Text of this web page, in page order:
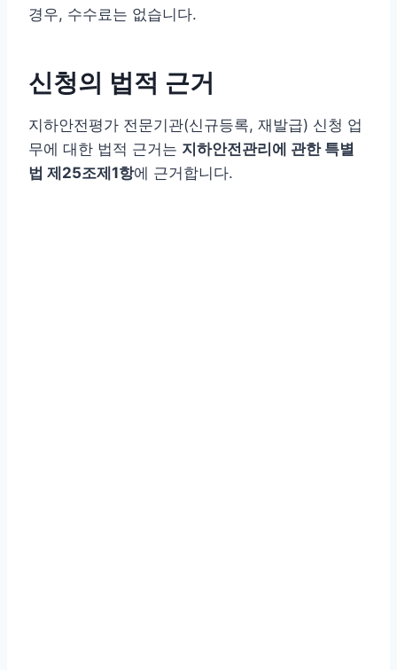
경우, 수수료는 없습니다.
신청의 법적 근거
지하안전평가 전문기관(신규등록, 재발급) 신청 업
무에 대한 법적 근거는 지하안전관리에 관한 특별
법 제25조제1항에 근거합니다.